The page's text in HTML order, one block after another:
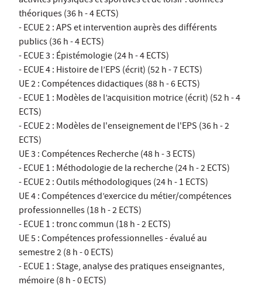
théoriques (36 h - 4 ECTS)
- ECUE 2 : APS et intervention auprès des différents
publics (36 h - 4 ECTS)
- ECUE 3 : Épistémologie (24 h - 4 ECTS)
- ECUE 4 : Histoire de l’EPS (écrit) (52 h - 7 ECTS)
UE 2 : Compétences didactiques (88 h - 6 ECTS)
- ECUE 1 : Modèles de l’acquisition motrice (écrit) (52 h - 4
ECTS)
- ECUE 2 : Modèles de l'enseignement de l'EPS (36 h - 2
ECTS)
UE 3 : Compétences Recherche (48 h - 3 ECTS)
- ECUE 1 : Méthodologie de la recherche (24 h - 2 ECTS)
- ECUE 2 : Outils méthodologiques (24 h - 1 ECTS)
UE 4 : Compétences d’exercice du métier/compétences
professionnelles (18 h - 2 ECTS)
- ECUE 1 : tronc commun (18 h - 2 ECTS)
UE 5 : Compétences professionnelles - évalué au
semestre 2 (8 h - 0 ECTS)
- ECUE 1 : Stage, analyse des pratiques enseignantes,
mémoire (8 h - 0 ECTS)